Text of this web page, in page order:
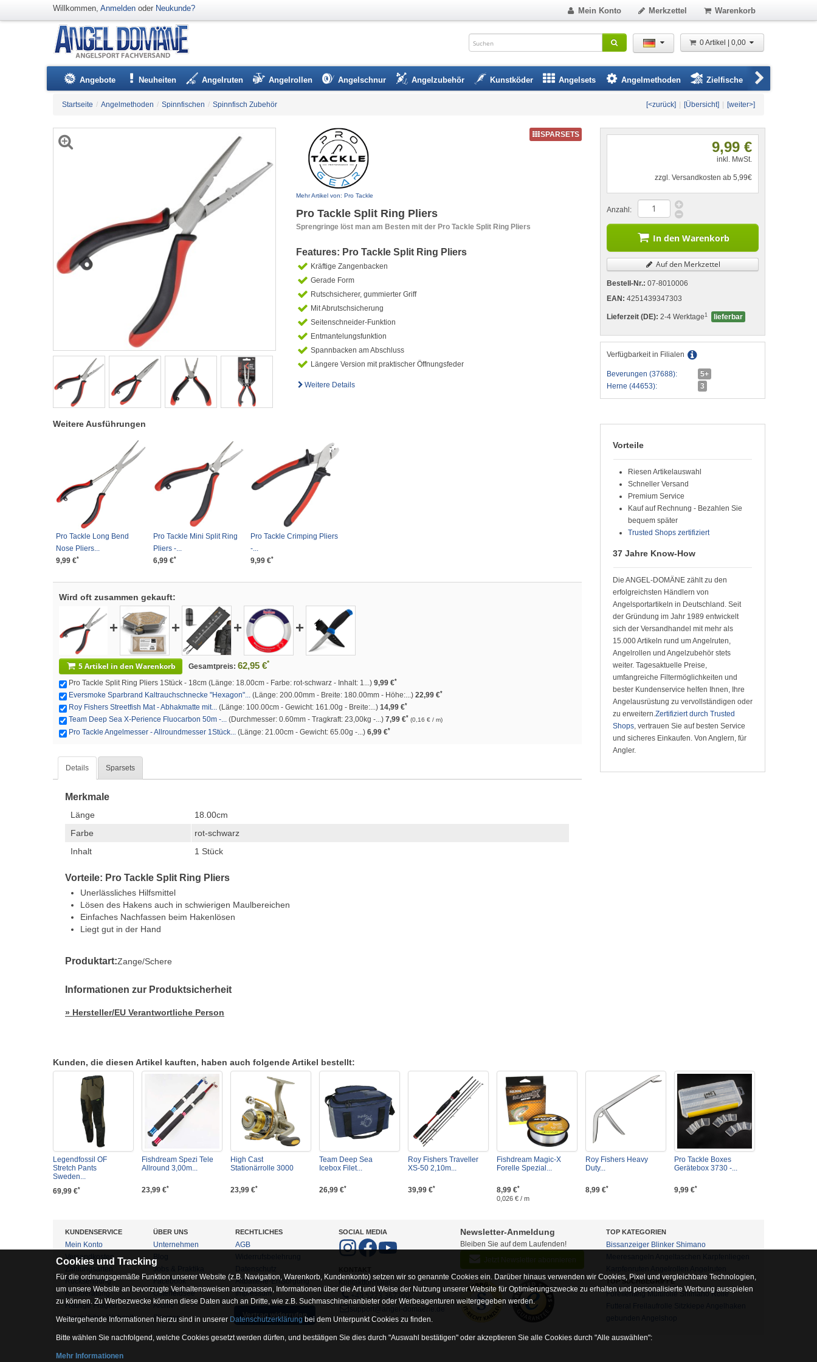
Willkommen, Anmelden oder Neukunde? Mein Konto Merkzettel Warenkorb
0 Artikel | 0,00
Angebote Neuheiten Angelruten Angelrollen Angelschnur Angelzubehör Kunstköder Angelsets Angelmethoden Zielfische
Startseite / Angelmethoden / Spinnfischen / Spinnfisch Zubehör [<zurück] [Übersicht] [weiter>]
Mehr Artikel von: Pro Tackle
SPARSETS
Pro Tackle Split Ring Pliers
Sprengringe löst man am Besten mit der Pro Tackle Split Ring Pliers
Features: Pro Tackle Split Ring Pliers
Kräftige Zangenbacken
Gerade Form
Rutschsicherer, gummierter Griff
Mit Abrutschsicherung
Seitenschneider-Funktion
Entmantelungsfunktion
Spannbacken am Abschluss
Längere Version mit praktischer Öffnungsfeder
Weitere Details
9,99 €
inkl. MwSt.
zzgl. Versandkosten ab 5,99€
Anzahl:
In den Warenkorb
Auf den Merkzettel
Bestell-Nr.: 07-8010006
EAN: 4251439347303
Lieferzeit (DE): 2-4 Werktage 1 lieferbar
Verfügbarkeit in Filialen
Beverungen (37688):
5+
Herne (44653):
3
Weitere Ausführungen
Pro Tackle Long Bend
Nose Pliers...
9,99 €*
Pro Tackle Mini Split Ring
Pliers -...
6,99 €*
Pro Tackle Crimping Pliers
-...
9,99 €*
Wird oft zusammen gekauft:
+ + + +
5 Artikel in den Warenkorb Gesamtpreis: 62,95 €*
Pro Tackle Split Ring Pliers 1Stück - 18cm (Länge: 18.00cm - Farbe: rot-schwarz - Inhalt: 1...) 9,99 €*
Eversmoke Sparbrand Kaltrauchschnecke "Hexagon"... (Länge: 200.00mm - Breite: 180.00mm - Höhe:...) 22,99 €*
Roy Fishers Streetfish Mat - Abhakmatte mit... (Länge: 100.00cm - Gewicht: 161.00g - Breite:...) 14,99 €*
Team Deep Sea X-Perience Fluocarbon 50m -... (Durchmesser: 0.60mm - Tragkraft: 23,00kg -...) 7,99 €* (0,16 € / m)
Pro Tackle Angelmesser - Allroundmesser 1Stück... (Länge: 21.00cm - Gewicht: 65.00g -...) 6,99 €*
Details Sparsets
Merkmale
Länge
18.00cm
Farbe
rot-schwarz
Inhalt
1 Stück
Vorteile: Pro Tackle Split Ring Pliers
Unerlässliches Hilfsmittel
Lösen des Hakens auch in schwierigen Maulbereichen
Einfaches Nachfassen beim Hakenlösen
Liegt gut in der Hand
Produktart:Zange/Schere
Informationen zur Produktsicherheit
» Hersteller/EU Verantwortliche Person
Vorteile
Riesen Artikelauswahl
Schneller Versand
Premium Service
Kauf auf Rechnung - Bezahlen Sie
bequem später
Trusted Shops zertifiziert
37 Jahre Know-How
Die ANGEL-DOMÄNE zählt zu den
erfolgreichsten Händlern von
Angelsportartikeln in Deutschland. Seit
der Gründung im Jahr 1989 entwickelt
sich der Versandhandel mit mehr als
15.000 Artikeln rund um Angelruten,
Angelrollen und Angelzubehör stets
weiter. Tagesaktuelle Preise,
umfangreiche Filtermöglichkeiten und
bester Kundenservice helfen Ihnen, Ihre
Angelausrüstung zu vervollständigen oder
zu erweitern.Zertifiziert durch Trusted
Shops, vertrauen Sie auf besten Service
und sicheres Einkaufen. Von Anglern, für
Angler.
Kunden, die diesen Artikel kauften, haben auch folgende Artikel bestellt:
Legendfossil OF
Stretch Pants
Sweden...
69,99 €*
Fishdream Spezi Tele
Allround 3,00m...
23,99 €*
High Cast
Stationärrolle 3000
23,99 €*
Team Deep Sea
Icebox Filet...
26,99 €*
Roy Fishers Traveller
XS-50 2,10m...
39,99 €*
Fishdream Magic-X
Forelle Spezial...
8,99 €*
0,026 € / m
Roy Fishers Heavy
Duty...
8,99 €*
Pro Tackle Boxes
Gerätebox 3730 -...
9,99 €*
KUNDENSERVICE
Mein Konto
Versandkosten
Rücksendung
Kaufberatung
Häufige Fragen
Zur mobilen Webseite
ÜBER UNS
Unternehmen
Jobs & Praktika
Facebook
Osterfeldsee
Archiv
Sitemap
RECHTLICHES
AGB
Altbatterie-Entsorgung
Impressum
Vertrag widerrufen
SOCIAL MEDIA
Kontaktformular
Newsletter-Anmeldung
Bleiben Sie auf dem Laufenden!
Jetzt Newsletter abonnieren
TOP KATEGORIEN
Bissanzeiger Blinker Shimano
TOP SUCHBEGRIFFE
Forellenteig Multirolle Shimano Rolle
Cookies und Tracking
Für die ordnungsgemäße Funktion unserer Website (z.B. Navigation, Warenkorb, Kundenkonto) setzen wir so genannte Cookies ein. Darüber hinaus verwenden wir Cookies, Pixel und vergleichbare Technologien,
um unsere Website an bevorzugte Verhaltensweisen anzupassen, Informationen über die Art und Weise der Nutzung unserer Website für Optimierungszwecke zu erhalten und personalisierte Werbung ausspielen
zu können. Zu Werbezwecke können diese Daten auch an Dritte, wie z.B. Suchmaschinenanbieter oder Werbeagenturen weitergegeben werden.
Weitergehende Informationen hierzu sind in unserer Datenschutzerklärung bei dem Unterpunkt Cookies zu finden.
Bitte wählen Sie nachfolgend, welche Cookies gesetzt werden dürfen, und bestätigen Sie dies durch "Auswahl bestätigen" oder akzeptieren Sie alle Cookies durch "Alle auswählen":
Mehr Informationen